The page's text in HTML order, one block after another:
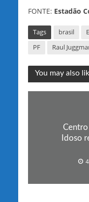
FONTE: Estadão
Tags brasil
PF
Raul
You may also
Idoso